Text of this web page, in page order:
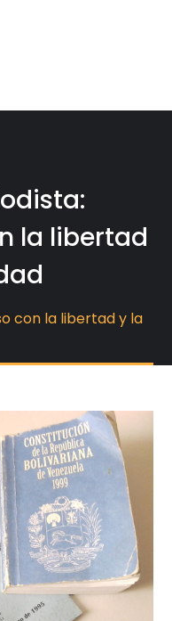
la libertad
con la libertad y la